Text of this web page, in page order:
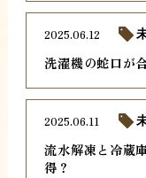
洗濯機の蛇口が
2025.06.12
流水解凍と冷蔵
得？
2025.06.11